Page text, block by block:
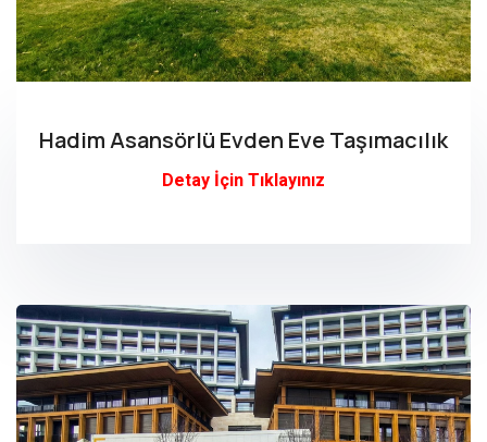
Hadim Asansörlü Evden Eve Taşımacılık
Detay İçin Tıklayınız